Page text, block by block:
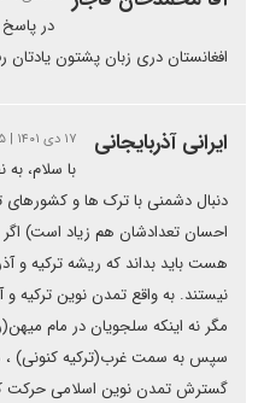
افغانستان دری زبان پشتون یادتان
ایرانی آذربایجانی ۱۷ دی ۱۴۰۱ | ۲۲:۰۵
با سلام،
دنبال دشمنی با ترک ها و
احسان تعدادشان هم زیاد است) اگر
هست باید بداند که ریشه ترکیه و
نیستند. به واقع تمدن نوین ترکیه
مگر نه اینکه سلجویان در مام
سپس به سمت غرب(ترکیه کنونی) ،
گسترش تمدن نوین اسلامی حرکت